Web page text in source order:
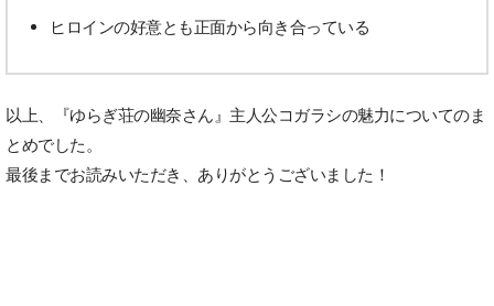
ヒロインの好意とも正面から向き合っている
以上、『ゆらぎ荘の幽奈さん』主人公コガラシの魅力についてのま
とめでした。
最後までお読みいただき、ありがとうございました！